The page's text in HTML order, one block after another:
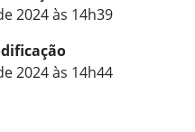
2024 às 14h39
2024 às 14h44